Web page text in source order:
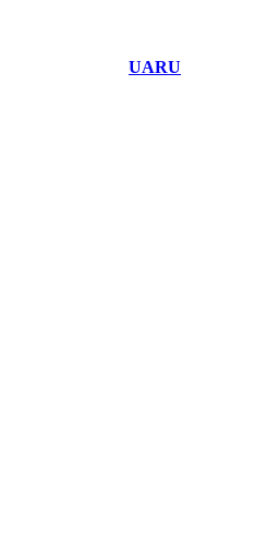
RU
UA